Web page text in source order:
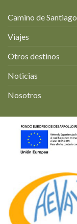
Camino de Santiago
Viajes
Otros destinos
Noticias
Nosotros